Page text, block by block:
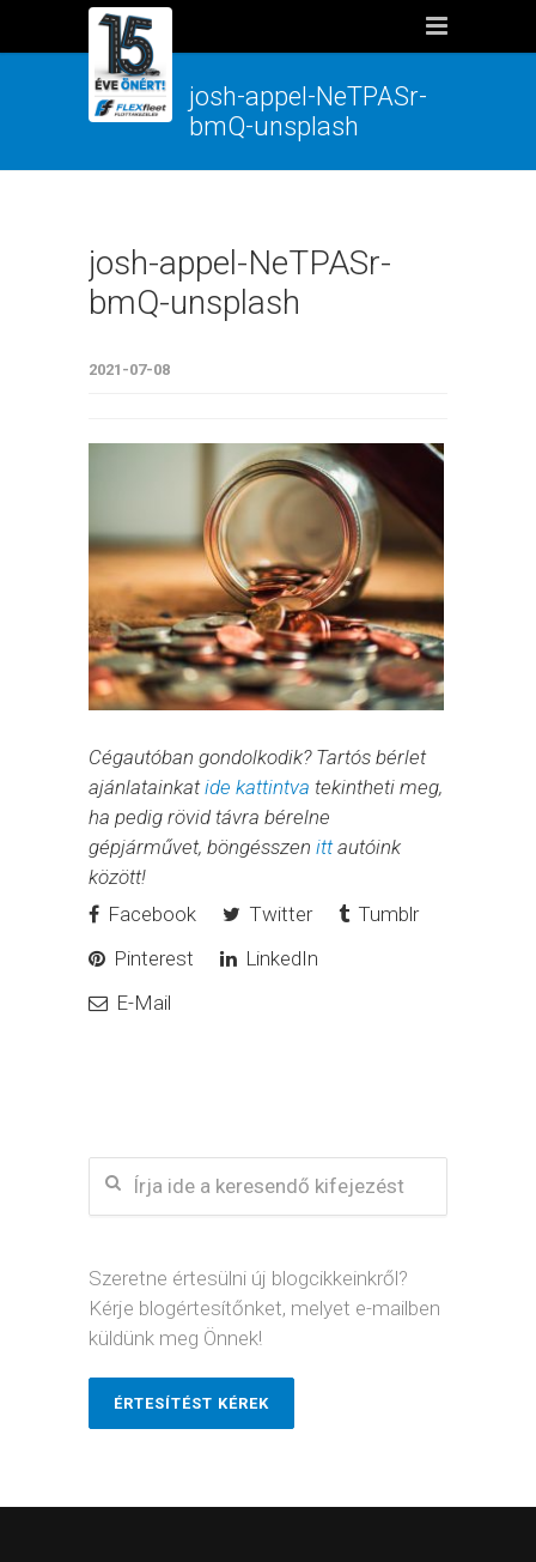
josh-appel-NeTPASr-
bmQ-unsplash
josh-appel-NeTPASr-
bmQ-unsplash
2021-07-08
Cégautóban gondolkodik? Tartós bérlet
ajánlatainkatide kattintva tekintheti meg,
ha pedig rövid távra bérelne
gépjárművet, böngésszen ittautóink
között!
Facebook
Twitter
Tumblr
Pinterest
LinkedIn
E-Mail
Szeretne értesülni új blogcikkeinkről?
Kérje blogértesítőnket, melyet e-mailben
küldünk meg Önnek!
ÉRTESÍTÉST KÉREK